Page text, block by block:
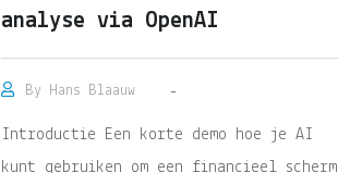
analyse via OpenAI
By Hans Blaauw
Introductie Een korte demo hoe je AI
kunt gebruiken om een financieel scherm